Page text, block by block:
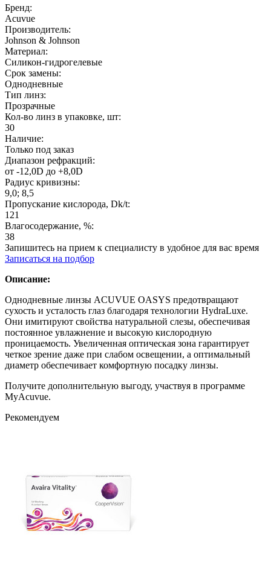
Бренд:
Acuvue
Производитель:
Johnson & Johnson
Материал:
Силикон-гидрогелевые
Срок замены:
Однодневные
Тип линз:
Прозрачные
Кол-во линз в упаковке, шт:
30
Наличие:
Только под заказ
Диапазон рефракций:
от -12,0D до +8,0D
Радиус кривизны:
9,0; 8,5
Пропускание кислорода, Dk/t:
121
Влагосодержание, %:
38
Запишитесь на прием к специалисту в удобное для вас время
Записаться на подбор
Описание:
Однодневные линзы ACUVUE OASYS предотвращают
сухость и усталость глаз благодаря технологии HydraLuxe.
Они имитируют свойства натуральной слезы, обеспечивая
постоянное увлажнение и высокую кислородную
проницаемость. Увеличенная оптическая зона гарантирует
четкое зрение даже при слабом освещении, а оптимальный
диаметр обеспечивает комфортную посадку линзы.
Получите дополнительную выгоду, участвуя в программе
MyAcuvue.
Рекомендуем